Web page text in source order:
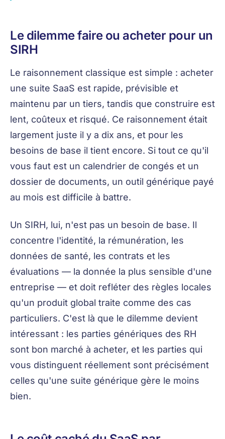
Le dilemme faire ou acheter pour un
SIRH
Le raisonnement classique est simple : acheter
une suite SaaS est rapide, prévisible et
maintenu par un tiers, tandis que construire est
lent, coûteux et risqué. Ce raisonnement était
largement juste il y a dix ans, et pour les
besoins de base il tient encore. Si tout ce qu'il
vous faut est un calendrier de congés et un
dossier de documents, un outil générique payé
au mois est difficile à battre.
Un SIRH, lui, n'est pas un besoin de base. Il
concentre l'identité, la rémunération, les
données de santé, les contrats et les
évaluations — la donnée la plus sensible d'une
entreprise — et doit refléter des règles locales
qu'un produit global traite comme des cas
particuliers. C'est là que le dilemme devient
intéressant : les parties génériques des RH
sont bon marché à acheter, et les parties qui
vous distinguent réellement sont précisément
celles qu'une suite générique gère le moins
bien.